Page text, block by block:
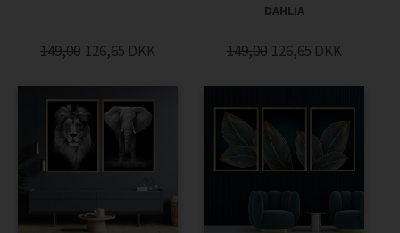
149,00 126,65 DKK
DAHLIA
149,00 126,65 DKK